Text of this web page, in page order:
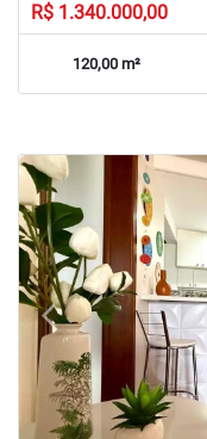
R$ 1.340.000,00
120,00 m²
arrow_back_iosPrevious